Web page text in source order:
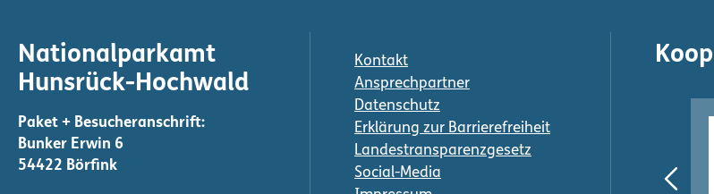
Nationalparkamt
Hunsrück-Hochwald
Bunker Erwin 6
54422 Börfink
Kontakt
Ansprechpartner
Datenschutz
Erklärung zur Barrierefreiheit
Landestransparenzgesetz
Social-Media